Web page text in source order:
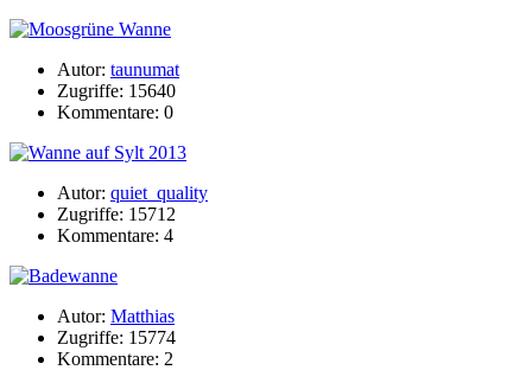
Autor: taunumat
Zugriffe: 15640
Kommentare: 0
Autor: quiet_quality
Zugriffe: 15712
Kommentare: 4
Autor: Matthias
Zugriffe: 15774
Kommentare: 2